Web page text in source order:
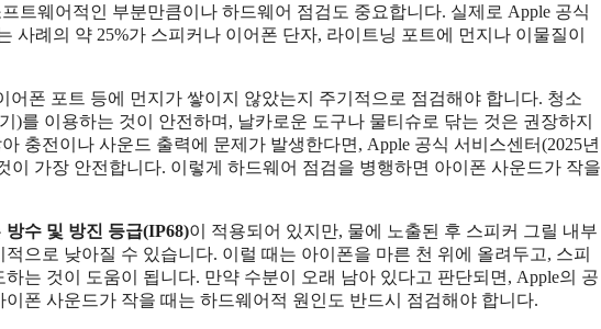
트웨어적인 부분만큼이나 하드웨어 점검도 중요합니다. 실제로 Apple 공식
사례의 약 25%가 스피커나 이어폰 단자, 라이트닝 포트에 먼지나 이물질이
어폰 포트 등에 먼지가 쌓이지 않았는지 주기적으로 점검해야 합니다. 청소
)를 이용하는 것이 안전하며, 날카로운 도구나 물티슈로 닦는 것은 권장하지
충전이나 사운드 출력에 문제가 발생한다면, Apple 공식 서비스센터(2025년
이 가장 안전합니다. 이렇게 하드웨어 점검을 병행하면 아이폰 사운드가 작을
방수 및 방진 등급(IP68)이 적용되어 있지만, 물에 노출된 후 스피커 그릴 내부
으로 낮아질 수 있습니다. 이럴 때는 아이폰을 마른 천 위에 올려두고, 스피
는 것이 도움이 됩니다. 만약 수분이 오래 남아 있다고 판단되면, Apple의 공
폰 사운드가 작을 때는 하드웨어적 원인도 반드시 점검해야 합니다.